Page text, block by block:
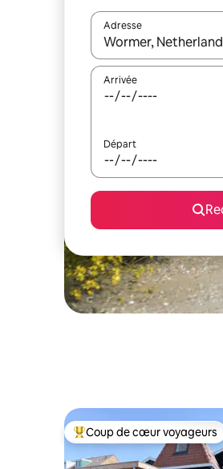
Adresse
Lorsque les résultats
Arrivée
Départ
Coups de cœur voyageurs
Coup de cœur voyageurs